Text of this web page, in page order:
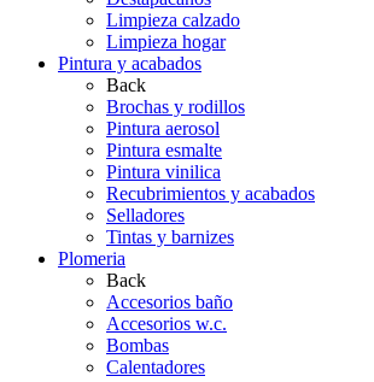
Limpieza calzado
Limpieza hogar
Pintura y acabados
Back
Brochas y rodillos
Pintura aerosol
Pintura esmalte
Pintura vinilica
Recubrimientos y acabados
Selladores
Tintas y barnizes
Plomeria
Back
Accesorios baño
Accesorios w.c.
Bombas
Calentadores